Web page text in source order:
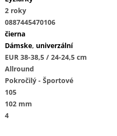
2 roky
0887445470106
čierna
Dámske, univerzální
EUR 38-38,5 / 24-24,5 cm
Allround
Pokročilý - Športové
105
102 mm
4